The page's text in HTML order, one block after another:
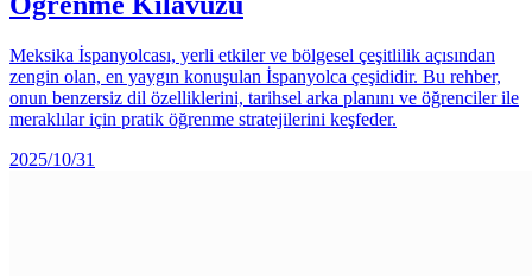
Meksika İspanyolcası, yerli etkiler ve bölgesel çeşitlilik açısından
zengin olan, en yaygın konuşulan İspanyolca çeşididir. Bu rehber,
onun benzersiz dil özelliklerini, tarihsel arka planını ve öğrenciler ile
meraklılar için pratik öğrenme stratejilerini keşfeder.
2025/10/31